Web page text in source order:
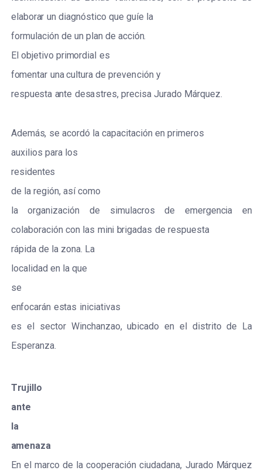
e laborar un diagnóstico que guíe la
formu ación de un p lan de acción.
El objetivo primordial es
fomentar unacultura de prevención y
respuesta ante desastres, precisa Jurado Márquez.
Además, se acordó la capacitación en primeros
auxilios para los
residentes
de la región, así como
la
organización de simulacros de emergencia en
colaboración con las mini brigadas de respuesta
rápida de la zona La
localidad en la que
se
enfocarán estas iniciativas
es el sector Winchanzao, ubicado en el distrito de La
Esperanza.
Trujillo
ante
la
amenaza
En el marco de la cooperación ciudadana, Jurado Márquez